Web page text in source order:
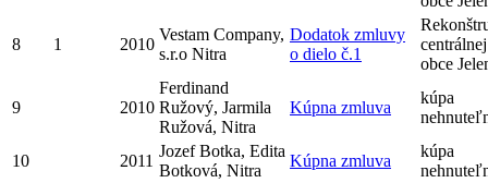
8 1 2010
Vestam Company,
s.r.o Nitra
Dodatok zmluvy
o dielo č.1
obce
9 2010
Ferdinand
Ružový, Jarmila
Ružová, Nitra
Kúpna zmluva
kúpa
10 2011
Jozef Botka, Edita
Botková, Nitra
Kúpna zmluva
kúpa